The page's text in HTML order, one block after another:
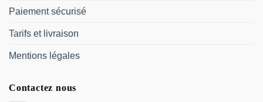
Paiement sécurisé
Tarifs et livraison
Mentions légales
Contactez nous